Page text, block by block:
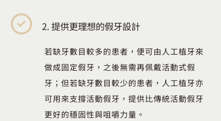
2. 提供更理想的假牙設計
若缺牙數目較多的患者，便可由人工植牙來
做成固定假牙，之後無需再佩戴活動式假
牙；但若缺牙數目較少的患者，人工植牙亦
可用來支撐活動假牙，提供比傳統活動假牙
更好的穩固性與咀嚼力量。